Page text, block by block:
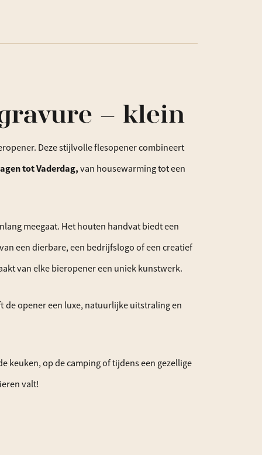
– klein
Deze stijlvolle flesopener combineert
tot Vaderdag,van housewarming tot een
meegaat. Het houten handvat biedt een
een dierbare, een bedrijfslogo of een creatief
van elke bieropener een uniek kunstwerk.
de opener een luxe, natuurlijke uitstraling en
keuken, op de camping of tijdens een gezellige
valt!